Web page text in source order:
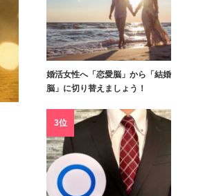
婚活女性へ「恋愛脳」から「結婚
脳」に切り替えましょう！
3位